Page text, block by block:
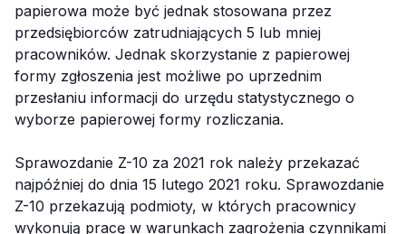
papierowa może być jednak stosowana przez
przedsiębiorców zatrudniających 5 lub mniej
pracowników. Jednak skorzystanie z papierowej
formy zgłoszenia jest możliwe po uprzednim
przesłaniu informacji do urzędu statystycznego o
wyborze papierowej formy rozliczania.
Sprawozdanie Z-10 za 2021 rok należy przekazać
najpóźniej do dnia 15 lutego 2021 roku. Sprawozdanie
Z-10 przekazują podmioty, w których pracownicy
wykonują pracę w warunkach zagrożenia czynnikami